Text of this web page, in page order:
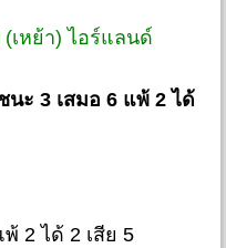
เหย้า) ไอร์แลนด์
นะ 3 เสมอ 6 แพ้ 2 ได้
2 ได้ 2 เสีย 5